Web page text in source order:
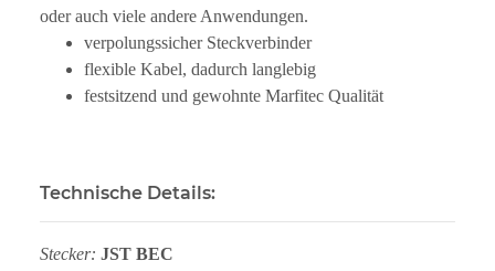
oder auch viele andere Anwendungen.
verpolungssicher Steckverbinder
flexible Kabel, dadurch langlebig
festsitzend und gewohnte Marfitec Qualität
Technische Details:
Stecker: JST BEC